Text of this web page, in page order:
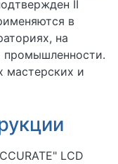
II
в
на
промышленности.
мастерских и
LСD